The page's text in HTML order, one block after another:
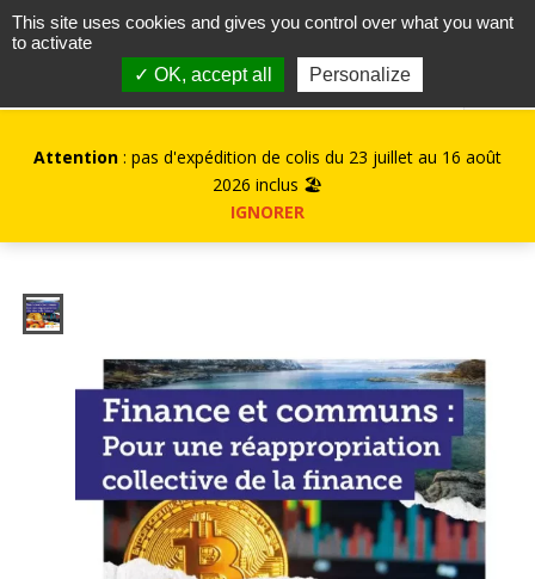
contact@kurioz.org
Attention : pas d'expédition de colis du 23 juillet au 16 août
2026 inclus 🏖️
IGNORER
This site uses cookies and gives you control over what you want
to activate
✓ OK, accept all
Personalize